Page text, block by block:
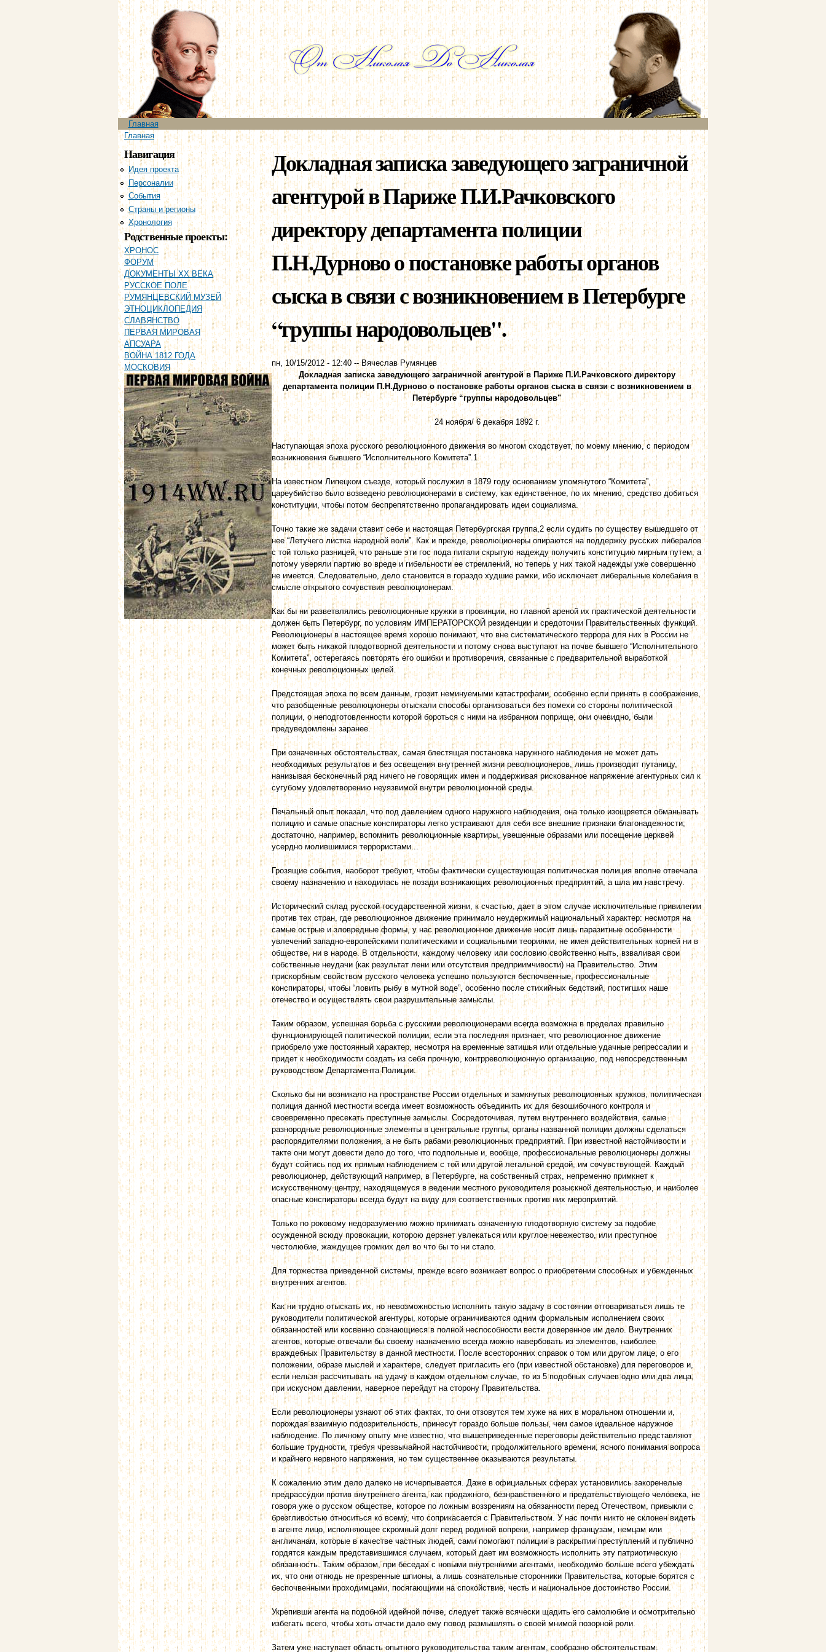
Перейти к
основному
содержанию
Главное меню
Главная
Вы здесь
Главная
Навигация
Идея проекта
Персоналии
События
Страны и регионы
Хронология
Родственные проекты:
ХРОНОС
ФОРУМ
ДОКУМЕНТЫ XX ВЕКА
РУССКОЕ ПОЛЕ
РУМЯНЦЕВСКИЙ МУЗЕЙ
ЭТНОЦИКЛОПЕДИЯ
СЛАВЯНСТВО
ПЕРВАЯ МИРОВАЯ
АПСУАРА
ВОЙНА 1812 ГОДА
МОСКОВИЯ
Докладная записка заведующего заграничной
агентурой в Париже П.И.Рачковского
директору департамента полиции
П.Н.Дурново о постановке работы органов
сыска в связи с возникновением в Петербурге
“группы народовольцев".
пн, 10/15/2012 - 12:40 --Вячеслав Румянцев
Докладная записка заведующего заграничной агентурой в Париже П.И.Рачковского директору
департамента полиции П.Н.Дурново о постановке работы органов сыска в связи с возникновением в
Петербурге “группы народовольцев"
24 ноября/ 6 декабря 1892 г.
Наступающая эпоха русского революционного движения во многом сходствует, по моему мнению, с периодом
возникновения бывшего “Исполнительного Комитета”.1
На известном Липецком съезде, который послужил в 1879 году основанием упомянутого “Комитета”,
цареубийство было возведено революционерами в систему, как единственное, по их мнению, средство добиться
конституции, чтобы потом беспрепятственно пропагандировать идеи социализма.
Точно такие же задачи ставит себе и настоящая Петербургская группа,2 если судить по существу вышедшего от
нее “Летучего листка народной воли”. Как и прежде, революционеры опираются на поддержку русских либералов
с той только разницей, что раньше эти гос пода питали скрытую надежду получить конституцию мирным путем, а
потому уверяли партию во вреде и гибельности ее стремлений, но теперь у них такой надежды уже совершенно
не имеется. Следовательно, дело становится в гораздо худшие рамки, ибо исключает либеральные колебания в
смысле открытого сочувствия революционерам.
Как бы ни разветвлялись революционные кружки в провинции, но главной ареной их практической деятельности
должен быть Петербург, по условиям ИМПЕРАТОРСКОЙ резиденции и средоточии Правительственных функций.
Революционеры в настоящее время хорошо понимают, что вне систематического террора для них в России не
может быть никакой плодотворной деятельности и потому снова выступают на почве бывшего “Исполнительного
Комитета”, остерегаясь повторять его ошибки и противоречия, связанные с предварительной выработкой
конечных революционных целей.
Предстоящая эпоха по всем данным, грозит неминуемыми катастрофами, особенно если принять в соображение,
что разобщенные революционеры отыскали способы организоваться без помехи со стороны политической
полиции, о неподготовленности которой бороться с ними на избранном поприще, они очевидно, были
предуведомлены заранее.
При означенных обстоятельствах, самая блестящая постановка наружного наблюдения не может дать
необходимых результатов и без освещения внутренней жизни революционеров, лишь производит путаницу,
нанизывая бесконечный ряд ничего не говорящих имен и поддерживая рискованное напряжение агентурных сил к
сугубому удовлетворению неуязвимой внутри революционной среды.
Печальный опыт показал, что под давлением одного наружного наблюдения, она только изощряется обманывать
полицию и самые опасные конспираторы легко устраивают для себя все внешние признаки благонадежности;
достаточно, например, вспомнить революционные квартиры, увешенные образами или посещение церквей
усердно молившимися террористами...
Грозящие события, наоборот требуют, чтобы фактически существующая политическая полиция вполне отвечала
своему назначению и находилась не позади возникающих революционных предприятий, а шла им навстречу.
Исторический склад русской государственной жизни, к счастью, дает в этом случае исключительные привилегии
против тех стран, где революционное движение принимало неудержимый национальный характер: несмотря на
самые острые и зловредные формы, у нас революционное движение носит лишь паразитные особенности
увлечений западно-европейскими политическими и социальными теориями, не имея действительных корней ни в
обществе, ни в народе. В отдельности, каждому человеку или сословию свойственно ныть, взваливая свои
собственные неудачи (как результат лени или отсутствия предприимчивости) на Правительство. Этим
прискорбным свойством русского человека успешно пользуются беспочвенные, профессиональные
конспираторы, чтобы “ловить рыбу в мутной воде”, особенно после стихийных бедствий, постигших наше
отечество и осуществлять свои разрушительные замыслы.
Таким образом, успешная борьба с русскими революционерами всегда возможна в пределах правильно
функционирующей политической полиции, если эта последняя признает, что революционное движение
приобрело уже постоянный характер, несмотря на временные затишья или отдельные удачные репрессалии и
придет к необходимости создать из себя прочную, контрреволюционную организацию, под непосредственным
руководством Департамента Полиции.
Сколько бы ни возникало на пространстве России отдельных и замкнутых революционных кружков, политическая
полиция данной местности всегда имеет возможность объединить их для безошибочного контроля и
своевременно пресекать преступные замыслы. Сосредоточивая, путем внутреннего воздействия, самые
разнородные революционные элементы в центральные группы, органы названной полиции должны сделаться
распорядителями положения, а не быть рабами революционных предприятий. При известной настойчивости и
такте они могут довести дело до того, что подпольные и, вообще, профессиональные революционеры должны
будут сойтись под их прямым наблюдением с той или другой легальной средой, им сочувствующей. Каждый
революционер, действующий например, в Петербурге, на собственный страх, непременно примкнет к
искусственному центру, находящемуся в ведении местного руководителя розыскной деятельностью, и наиболее
опасные конспираторы всегда будут на виду для соответственных против них мероприятий.
Только по роковому недоразумению можно принимать означенную плодотворную систему за подобие
осужденной всюду провокации, которою дерзнет увлекаться или круглое невежество, или преступное
честолюбие, жаждущее громких дел во что бы то ни стало.
Для торжества приведенной системы, прежде всего возникает вопрос о приобретении способных и убежденных
внутренних агентов.
Как ни трудно отыскать их, но невозможностью исполнить такую задачу в состоянии отговариваться лишь те
руководители политической агентуры, которые ограничиваются одним формальным исполнением своих
обязанностей или косвенно сознающиеся в полной неспособности вести доверенное им дело. Внутренних
агентов, которые отвечали бы своему назначению всегда можно навербовать из элементов, наиболее
враждебных Правительству в данной местности. После всесторонних справок о том или другом лице, о его
положении, образе мыслей и характере, следует пригласить его (при известной обстановке) для переговоров и,
если нельзя рассчитывать на удачу в каждом отдельном случае, то из 5 подобных случаев одно или два лица,
при искусном давлении, наверное перейдут на сторону Правительства.
Если революционеры узнают об этих фактах, то они отзовутся тем хуже на них в моральном отношении и,
порождая взаимную подозрительность, принесут гораздо больше пользы, чем самое идеальное наружное
наблюдение. По личному опыту мне известно, что вышеприведенные переговоры действительно представляют
большие трудности, требуя чрезвычайной настойчивости, продолжительного времени, ясного понимания вопроса
и крайнего нервного напряжения, но тем существеннее оказываются результаты.
К сожалению этим дело далеко не исчерпывается. Даже в официальных сферах установились закоренелые
предрассудки против внутреннего агента, как продажного, безнравственного и предательствующего человека, не
говоря уже о русском обществе, которое по ложным воззрениям на обязанности перед Отечеством, привыкли с
брезгливостью относиться ко всему, что соприкасается с Правительством. У нас почти никто не склонен видеть
в агенте лицо, исполняющее скромный долг перед родиной вопреки, например французам, немцам или
англичанам, которые в качестве частных людей, сами помогают полиции в раскрытии преступлений и публично
гордятся каждым представившимся случаем, который дает им возможность исполнить эту патриотическую
обязанность. Таким образом, при беседах с новыми внутренними агентами, необходимо больше всего убеждать
их, что они отнюдь не презренные шпионы, а лишь сознательные сторонники Правительства, которые борятся с
беспочвенными проходимцами, посягающими на спокойствие, честь и национальное достоинство России.
Укрепивши агента на подобной идейной почве, следует также всячески щадить его самолюбие и осмотрительно
избегать всего, чтобы хоть отчасти дало ему повод размышлять о своей мнимой позорной роли.
Затем уже наступает область опытного руководительства таким агентам, сообразно обстоятельствам.